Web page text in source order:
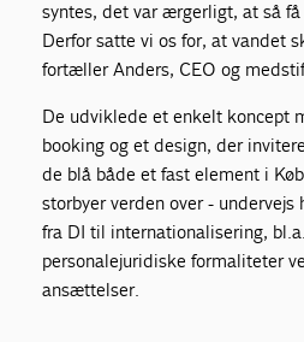
syntes, det var ærgerligt, at så få
Derfor satte vi os for, at vandet
fortæller Anders, CEO og
De udviklede et enkelt koncept
booking og et design, der
de blå både et fast element i
storbyer verden over -
fra DI til internationalisering,
personalejuridiske formaliteter
ansættelser.